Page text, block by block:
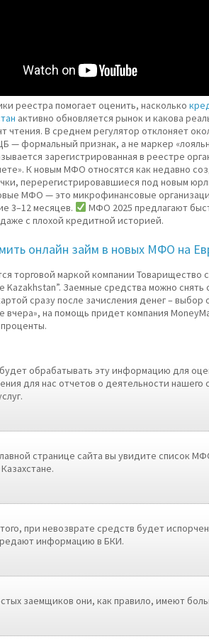
реестра помогает оценить, насколько
активно обновляется рынок и какова
чтения. В среднем регулятор отклоняет
— формальный признак, а не маркер
зарегистрированная в реестре
К новым МФО относятся как недавно
перерегистрировавшиеся под новым
МФО — это микрофинансовые
3–12 месяцев.
МФО 2025 предлагают
с плохой кредитной историей.
онлайн займ в новых МФО на
торговой маркой компании Товарищество
Kazakhstan”. Заемные средства можно снять
сразу после зачисления денег –
вчера», на помощь придет компания
обрабатывать эту информацию для
для нас отчетов о деятельности нашего
странице сайта вы увидите список
при невозврате средств будет
информацию в БКИ.
заемщиков они, как правило, имеют